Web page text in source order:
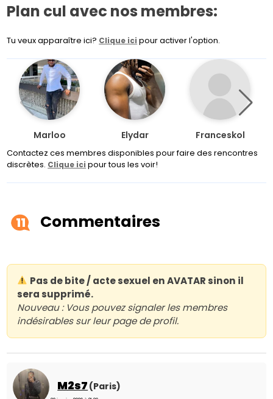
Plan cul avec nos membres:
Tu veux apparaître ici? Clique ici pour activer l'option.
Marloo Elydar Franceskol
Contactez ces membres disponibles pour faire des rencontres
discrètes. Clique ici pour tous les voir!
11 Commentaires
Pas de bite / acte sexuel en AVATAR sinon il
sera supprimé.
Nouveau : Vous pouvez signaler les membres
indésirables sur leur page de profil.
M2s7 (Paris)